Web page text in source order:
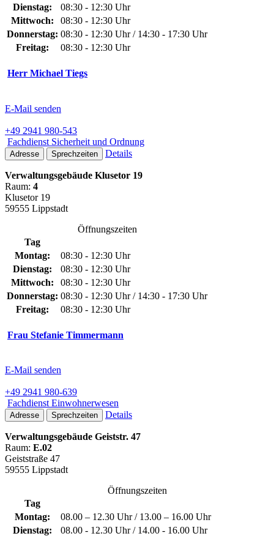
Dienstag:
08:30 - 12:30 Uhr
Mittwoch:
08:30 - 12:30 Uhr
Donnerstag: 08:30 - 12:30 Uhr / 14:30 - 17:30 Uhr
Freitag:
08:30 - 12:30 Uhr
Herr Michael Tiegs
E-Mail senden
+49 2941 980-543
Fachdienst Sicherheit und Ordnung
Adresse Sprechzeiten Details
Verwaltungsgebäude Klusetor 19
Raum: 4
Klusetor 19
59555 Lippstadt
Öffnungszeiten
Tag
Montag:
08:30 - 12:30 Uhr
Dienstag:
08:30 - 12:30 Uhr
Mittwoch:
08:30 - 12:30 Uhr
Donnerstag: 08:30 - 12:30 Uhr / 14:30 - 17:30 Uhr
Freitag:
08:30 - 12:30 Uhr
Frau Stefanie Timmermann
E-Mail senden
+49 2941 980-639
Fachdienst Einwohnerwesen
Adresse Sprechzeiten Details
Verwaltungsgebäude Geiststr. 47
Raum: E.02
Geiststraße 47
59555 Lippstadt
Öffnungszeiten
Tag
Montag:
08.00 – 12.30 Uhr / 13.00 – 16.00 Uhr
Dienstag:
08.00 - 12.30 Uhr / 14.00 - 16.00 Uhr